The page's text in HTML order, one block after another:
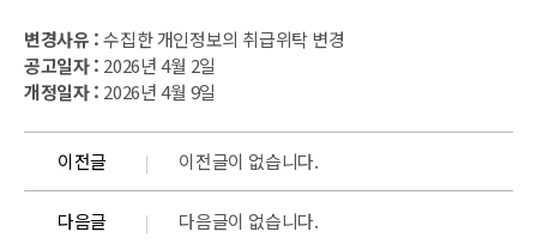
변경사유 :수집한 개인정보의 취급위탁 변경
공고일자 : 2026년 4월 2일
개정일자 : 2026년 4월 9일
이전글 이전글이 없습니다.
다음글 다음글이 없습니다.